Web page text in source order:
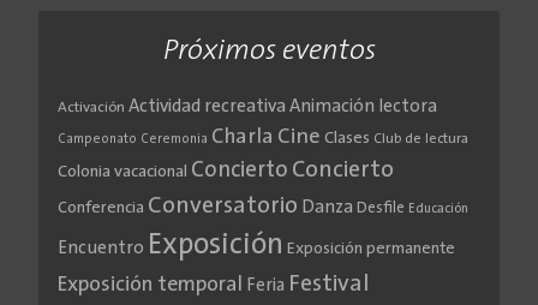
Próximos eventos
Activación Actividad recreativa Animación lectora
Campeonato Ceremonia Charla Cine Clases Club de lectura
Colonia vacacional Concierto Concierto
Conferencia Conversatorio Danza Desfile Educación
Encuentro Exposición Exposición permanente
Exposición temporal Feria Festival